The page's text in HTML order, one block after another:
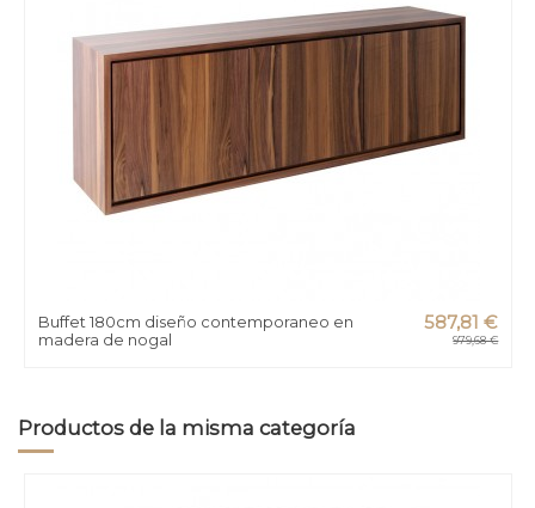
Buffet 180cm diseño contemporaneo en
madera de nogal
587,81 €
979,68 €
Productos de la misma categoría